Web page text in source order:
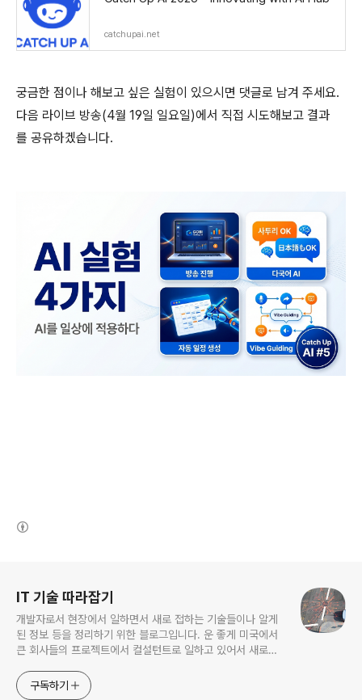
catchupai.net
궁금한 점이나 해보고 싶은 실험이 있으시면 댓글로 남겨 주세요.
다음 라이브 방송(4월 19일 일요일)에서 직접 시도해보고 결과
를 공유하겠습니다.
IT 기술 따라잡기
개발자로서 현장에서 일하면서 새로 접하는 기술들이나 알게
된 정보 등을 정리하기 위한 블로그입니다. 운 좋게 미국에서
큰 회사들의 프로젝트에서 컬설턴트로 일하고 있어서 새로운
사용되는 툴들에 대해 많은 분들과 정보를 공유하고 싶습니다.
구독하기